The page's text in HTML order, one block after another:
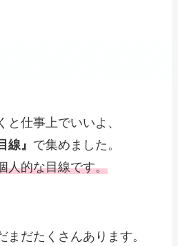
と仕事上でいいよ、
線』 で集めました。
人的な目線です。
まだたくさんあります。